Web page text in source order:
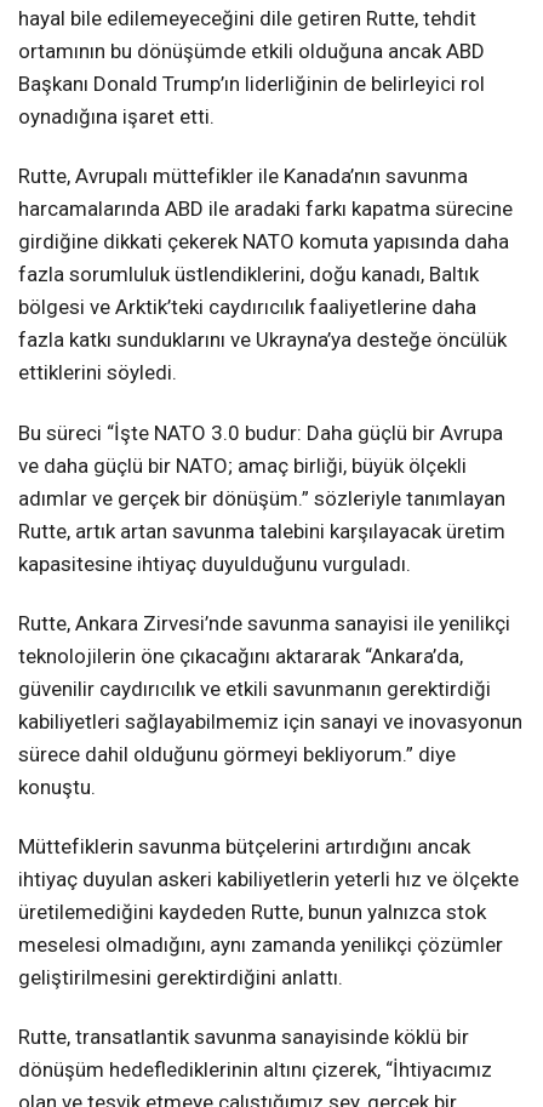
hayal bile edilemeyeceğini dile getiren Rutte, tehdit
ortamının bu dönüşümde etkili olduğuna ancak ABD
Başkanı Donald Trump’ın liderliğinin de belirleyici rol
oynadığına işaret etti.
Rutte, Avrupalı müttefikler ile Kanada’nın savunma
harcamalarında ABD ile aradaki farkı kapatma sürecine
girdiğine dikkati çekerek NATO komuta yapısında daha
fazla sorumluluk üstlendiklerini, doğu kanadı, Baltık
bölgesi ve Arktik’teki caydırıcılık faaliyetlerine daha
fazla katkı sunduklarını ve Ukrayna’ya desteğe öncülük
ettiklerini söyledi.
Bu süreci “İşte NATO 3.0 budur: Daha güçlü bir Avrupa
ve daha güçlü bir NATO; amaç birliği, büyük ölçekli
adımlar ve gerçek bir dönüşüm.” sözleriyle tanımlayan
Rutte, artık artan savunma talebini karşılayacak üretim
kapasitesine ihtiyaç duyulduğunu vurguladı.
Rutte, Ankara Zirvesi’nde savunma sanayisi ile yenilikçi
teknolojilerin öne çıkacağını aktararak “Ankara’da,
güvenilir caydırıcılık ve etkili savunmanın gerektirdiği
kabiliyetleri sağlayabilmemiz için sanayi ve inovasyonun
sürece dahil olduğunu görmeyi bekliyorum.” diye
konuştu.
Müttefiklerin savunma bütçelerini artırdığını ancak
ihtiyaç duyulan askeri kabiliyetlerin yeterli hız ve ölçekte
üretilemediğini kaydeden Rutte, bunun yalnızca stok
meselesi olmadığını, aynı zamanda yenilikçi çözümler
geliştirilmesini gerektirdiğini anlattı.
Rutte, transatlantik savunma sanayisinde köklü bir
dönüşüm hedeflediklerinin altını çizerek, “İhtiyacımız
olan ve teşvik etmeye çalıştığımız şey, gerçek bir